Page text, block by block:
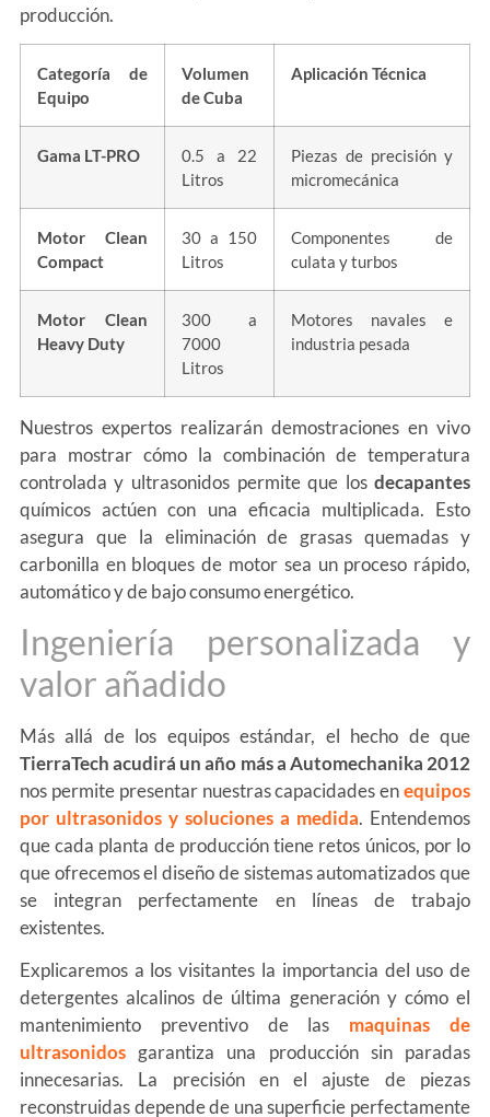
producción.
Categoría de
Equipo
Volumen
de Cuba
Aplicación Técnica
Gama LT-PRO
0.5 a 22
Litros
Piezas de precisión y
micromecánica
Motor Clean
Compact
30 a 150
Litros
Componentes de
culata y turbos
Motor Clean
Heavy Duty
300 a
7000
Litros
Motores navales e
industria pesada
Nuestros expertos realizarán demostraciones en vivo
para mostrar cómo la combinación de temperatura
controlada y ultrasonidos permite que losdecapantes
químicos actúen con una eficacia multiplicada. Esto
asegura que la eliminación de grasas quemadas y
carbonilla en bloques de motor sea un proceso rápido,
automático y de bajo consumo energético.
Ingeniería personalizada y
valor añadido
Más allá de los equipos estándar, el hecho de que
TierraTech acudirá un año más a Automechanika 2012
nos permite presentar nuestras capacidades enequipos
por ultrasonidos y soluciones a medida. Entendemos
que cada planta de producción tiene retos únicos, por lo
que ofrecemos el diseño de sistemas automatizados que
se integran perfectamente en líneas de trabajo
existentes.
Explicaremos a los visitantes la importancia del uso de
detergentes alcalinos de última generación y cómo el
mantenimiento preventivo de las maquinas de
ultrasonidosgarantiza una producción sin paradas
innecesarias. La precisión en el ajuste de piezas
reconstruidas depende de una superficie perfectamente